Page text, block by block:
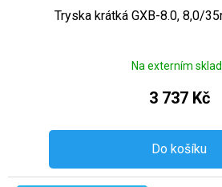
Tryska krátká GXB-8.0, 8,0/
Na externím
3 737 Kč
Do košíku